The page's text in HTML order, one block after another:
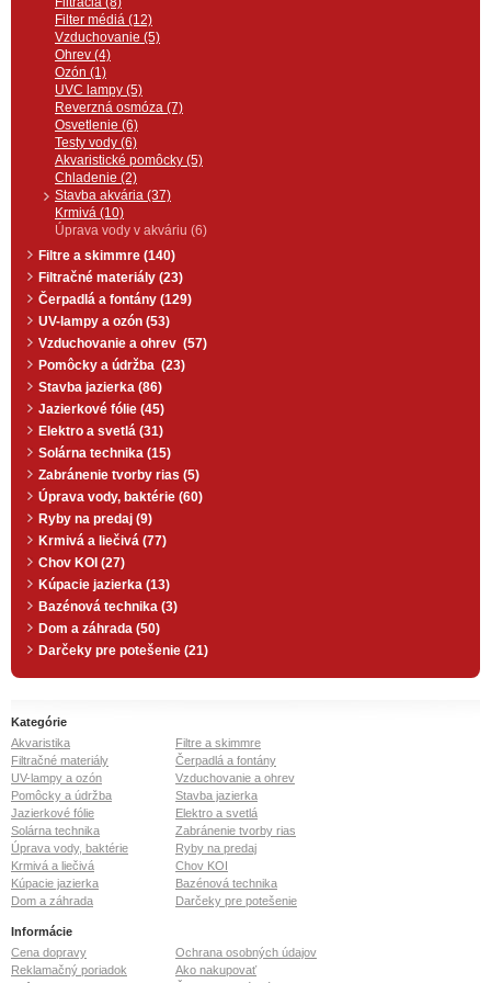
pH vo vode postupne, aby ryby
neutrpeli šok z náhlej zmeny pH
vody. Dávkovacie čerpadlo je
možné použiť na akýkoľvek tekutý
prípravok ako prípravky proti
riasam, prípravky na zmenu pH,
nitrifikačné baktérie a pod,
nakoľko peristaltický princíp
čerpadla nedovoľuje aby tekutina
prišla do styku s čerpadlom, len s
neoprénovou hadičkou.
Filter médiá (12)
Vzduchovanie (5)
Ohrev (4)
Ozón (1)
UVC lampy (5)
Reverzná osmóza (7)
Osvetlenie (6)
Testy vody (6)
Akvaristické pomôcky (5)
Chladenie (2)
Stavba akvária (37)
Krmivá (10)
Úprava vody v akváriu (6)
Filtre a skimmre (140)
Filtračné materiály (23)
Čerpadlá a fontány (129)
UV-lampy a ozón (53)
Vzduchovanie a ohrev (57)
Pomôcky a údržba (23)
Stavba jazierka (86)
Jazierkové fólie (45)
Elektro a svetlá (31)
Solárna technika (15)
Zabránenie tvorby rias (5)
Úprava vody, baktérie (60)
Ryby na predaj (9)
Krmivá a liečivá (77)
Chov KOI (27)
Kúpacie jazierka (13)
Bazénová technika (3)
Dom a záhrada (50)
Darčeky pre potešenie (21)
Kategórie
Akvaristika
Filtre a skimmre
Filtračné materiály
Čerpadlá a fontány
UV-lampy a ozón
Vzduchovanie a ohrev
Pomôcky a údržba
Stavba jazierka
Jazierkové fólie
Elektro a svetlá
Solárna technika
Zabránenie tvorby rias
Úprava vody, baktérie
Ryby na predaj
Krmivá a liečivá
Chov KOI
Kúpacie jazierka
Bazénová technika
Dom a záhrada
Darčeky pre potešenie
Informácie
Cena dopravy
Ochrana osobných údajov
Reklamačný poriadok
Ako nakupovať